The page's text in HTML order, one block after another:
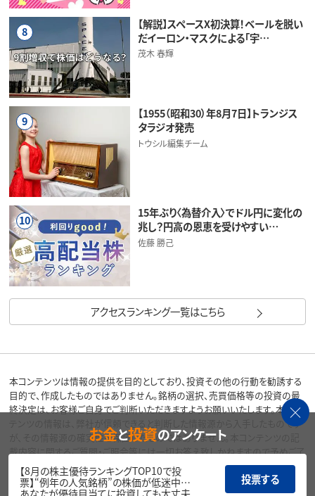
8
【解説】スペースX初決算！ベールを脱い
だイーロン・マスクによる「宇…
茂木 春輝
9
【1955（昭和30）年8月7日】トランジス
タラジオ発売
トウシル編集チーム
10
15年ぶり〈為替介入〉でドル円に変化の
兆し？円高の恩恵を受けやすい…
佐藤 勝己
アクセスランキング一覧はこちら
本コンテンツは情報の提供を目的としており、投資その他の行動を勧誘する
目的で、作成したものではありません。銘柄の選択、売買価格等の投資の最
終決定は、お客様ご自身でご判断いただきますようお願いいたします。本コン
テンツの情報は、弊社が信頼できると判断した情報源から入手したものです
が、その情報源の確実性を保証したものではありません。本コンテンツの記
載内容に関するご質問・ご照会等には一切お答え致しかねますので予めご了
承お願い致します。また、本コンテンツの記載内容は、予告なしに変更するこ
とがあります。
お金と投資のアンケート
【8月の株主優待ランキングTOP10で投
票】“例年の人気銘柄”の株価が低迷中…
あなたが優待目当てに投資しても大丈夫
投票する